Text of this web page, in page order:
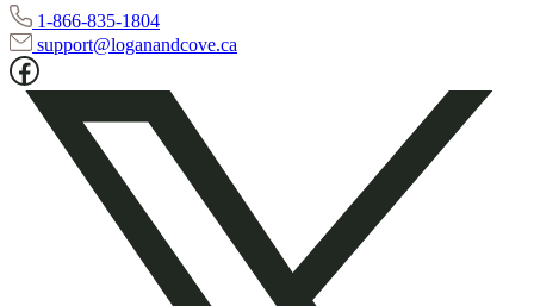
1-866-835-1804
support@loganandcove.ca